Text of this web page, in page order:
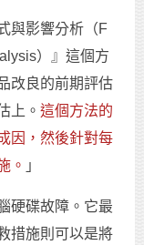
與影響分析（F
）』這個方
改良的前期評估
上。 這個方法的
因，然後針對每
。 」
硬碟故障。它最
措施則可以是將